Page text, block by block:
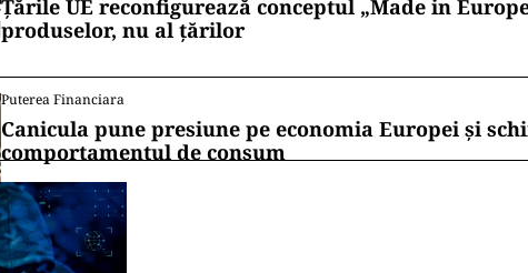
Țările UE reconfigurează conceptul „Made in
produselor, nu al țărilor
Puterea Financiara
Canicula pune presiune pe economia Europei și
comportamentul de consum